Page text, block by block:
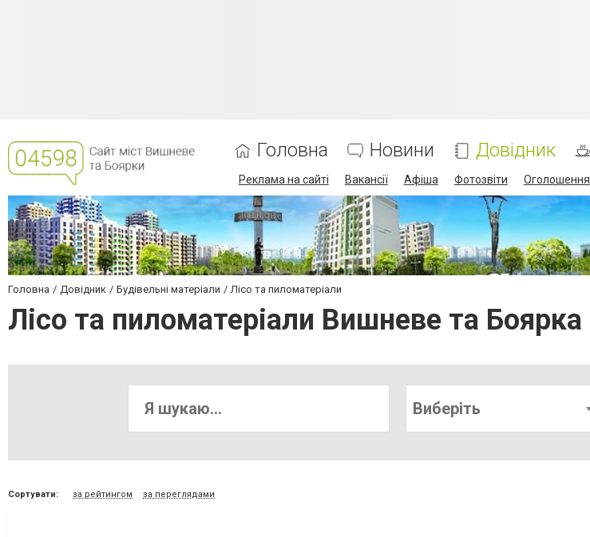
Головна Новини Довідник
Реклама на сайті Вакансії Афіша Фотозвіти Оголошення
Головна Довідник Будівельні матеріали Лісо та пиломатеріали
Лісо та пиломатеріали Вишневе та Боярка
Виберіть
Сортувати: за рейтингом за переглядами